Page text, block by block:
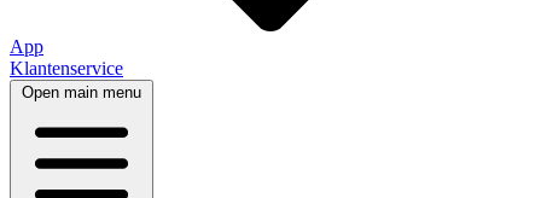
App
Klantenservice
Open main menu